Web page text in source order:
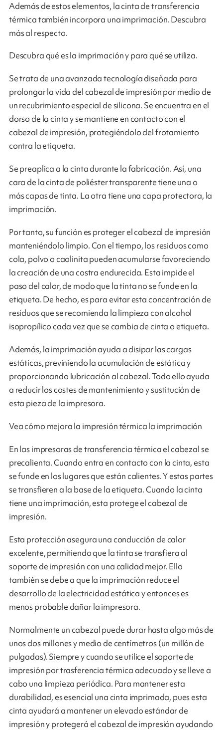
Además de estos elementos, la cinta de transferencia
térmica también incorpora una imprimación. Descubra
más al respecto.
Descubra qué es la imprimación y para qué se utiliza.
Se trata de una avanzada tecnología diseñada para
prolongar la vida del cabezal de impresión por medio de
un recubrimiento especial de silicona. Se encuentra en el
dorso de la cinta y se mantiene en contacto con el
cabezal de impresión, protegiéndolo del frotamiento
contra la etiqueta.
Se preaplica a la cinta durante la fabricación. Así, una
cara de la cinta de poliéster transparente tiene una o
más capas de tinta. La otra tiene una capa protectora, la
imprimación.
Por tanto, su función es proteger el cabezal de impresión
manteniéndolo limpio. Con el tiempo, los residuos como
cola, polvo o caolinita pueden acumularse favoreciendo
la creación de una costra endurecida. Esta impide el
paso del calor, de modo que la tinta no se funde en la
etiqueta. De hecho, es para evitar esta concentración de
residuos que se recomienda la limpieza con alcohol
isopropílico cada vez que se cambia de cinta o etiqueta.
Además, la imprimación ayuda a disipar las cargas
estáticas, previniendo la acumulación de estática y
proporcionando lubricación al cabezal. Todo ello ayuda
a reducir los costes de mantenimiento y sustitución de
esta pieza de la impresora.
Vea cómo mejora la impresión térmica la imprimación
En las impresoras de transferencia térmica el cabezal se
precalienta. Cuando entra en contacto con la cinta, esta
se funde en los lugares que están calientes. Y estas partes
se transfieren a la base de la etiqueta. Cuando la cinta
tiene una imprimación, esta protege el cabezal de
impresión.
Esta protección asegura una conducción de calor
excelente, permitiendo que la tinta se transfiera al
soporte de impresión con una calidad mejor. Ello
también se debe a que la imprimación reduce el
desarrollo de la electricidad estática y entonces es
menos probable dañar la impresora.
Normalmente un cabezal puede durar hasta algo más de
unos dos millones y medio de centímetros (un millón de
pulgadas). Siempre y cuando se utilice el soporte de
impresión por trasferencia térmica adecuado y se lleve a
cabo una limpieza periódica. Para mantener esta
durabilidad, es esencial una cinta imprimada, pues esta
cinta ayudará a mantener un elevado estándar de
impresión y protegerá el cabezal de impresión ayudando